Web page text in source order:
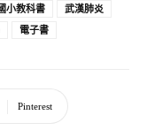
小教科書
武漢肺炎
電子書
Pinterest